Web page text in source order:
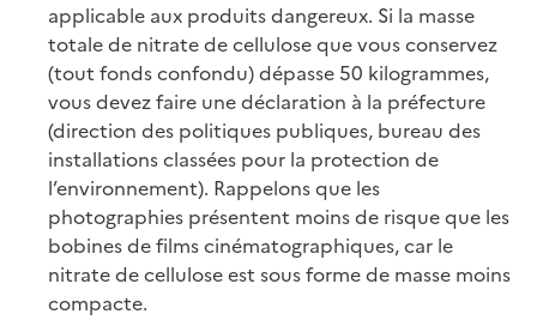
applicable aux produits dangereux. Si la masse
totale de nitrate de cellulose que vous conservez
(tout fonds confondu) dépasse 50 kilogrammes,
vous devez faire une déclaration à la préfecture
(direction des politiques publiques, bureau des
installations classées pour la protection de
l’environnement). Rappelons que les
photographies présentent moins de risque que les
bobines de films cinématographiques, car le
nitrate de cellulose est sous forme de masse moins
compacte.